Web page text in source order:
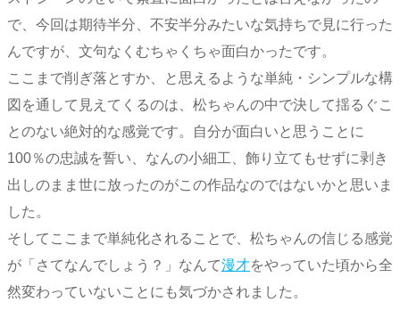
で、今回は期待半分、不安半分みたいな気持ちで見に行った
んですが、文句なくむちゃくちゃ面白かったです。
ここまで削ぎ落とすか、と思えるような単純・シンプルな構
図を通して見えてくるのは、松ちゃんの中で決して揺るぐこ
とのない絶対的な感覚です。自分が面白いと思うことに
100％の忠誠を誓い、なんの小細工、飾り立てもせずに剥き
出しのまま世に放ったのがこの作品なのではないかと思いま
した。
そしてここまで単純化されることで、松ちゃんの信じる感覚
が「さてなんでしょう？」なんて漫才をやっていた頃から全
然変わっていないことにも気づかされました。